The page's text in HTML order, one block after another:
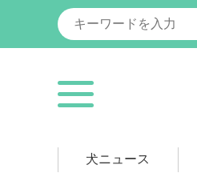
犬ニュース